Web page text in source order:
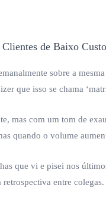
sobre a
que isso se chama
mas com um tom de
quando o volume
que vi e pisei nos
entre colegas.